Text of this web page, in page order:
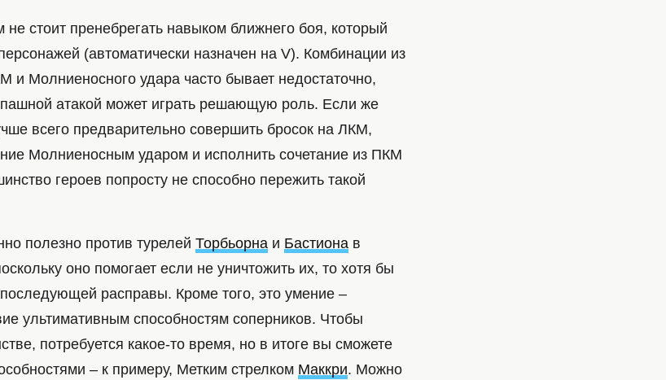
не стоит пренебрегать навыком ближнего боя, который
(автоматически назначен на V). Комбинации из
и Молниеносного удара часто бывает недостаточно,
атакой может играть решающую роль. Если же
всего предварительно совершить бросок на ЛКМ,
Молниеносным ударом и исполнить сочетание из ПКМ
героев попросту не способно пережить такой
полезно против турелей Торбьорна и Бастиона в
оно помогает если не уничтожить их, то хотя бы
расправы. Кроме того, это умение –
ультимативным способностям соперников. Чтобы
потребуется какое-то время, но в итоге вы сможете
– к примеру, Метким стрелком Маккри. Можно